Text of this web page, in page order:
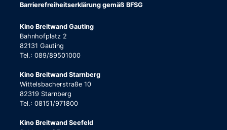
Barrierefreiheitserklärung gemäß BFSG
Kino Breitwand Gauting
Bahnhofplatz 2
82131 Gauting
Tel.: 089/89501000
Kino Breitwand Starnberg
Wittelsbacherstraße 10
82319 Starnberg
Tel.: 08151/971800
Kino Breitwand Seefeld